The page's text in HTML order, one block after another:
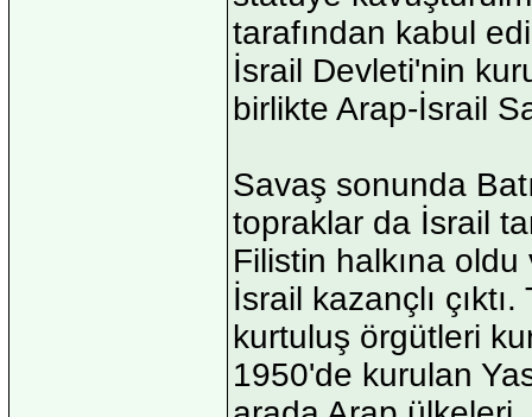
tarafından kabul
İsrail Devleti'nin
birlikte Arap-İsrail
Savaş sonunda
topraklar da İsrail
Filistin halkına
İsrail kazançlı
kurtuluş örgütleri
1950'de kurulan